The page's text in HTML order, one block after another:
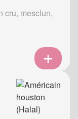
cru, mesclun,